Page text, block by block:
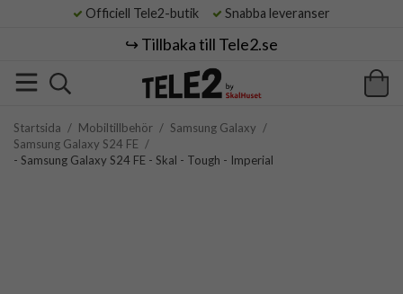
Officiell Tele2-butik Snabba leveranser
↪️ Tillbaka till Tele2.se
Startsida / Mobiltillbehör / Samsung Galaxy /
Samsung Galaxy S24 FE /
- Samsung Galaxy S24 FE - Skal - Tough - Imperial